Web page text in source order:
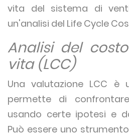
vita del sistema di
un'analisi del Life Cycle
Analisi del
vita (LCC)
Una valutazione LCC è
permette di
usando certe ipotesi e
Può essere uno